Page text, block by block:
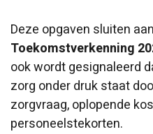
Deze opgaven sluiten
Toekomstverkenning
ook wordt gesignaleerd
zorg onder druk staat
zorgvraag, oplopende
personeelstekorten.